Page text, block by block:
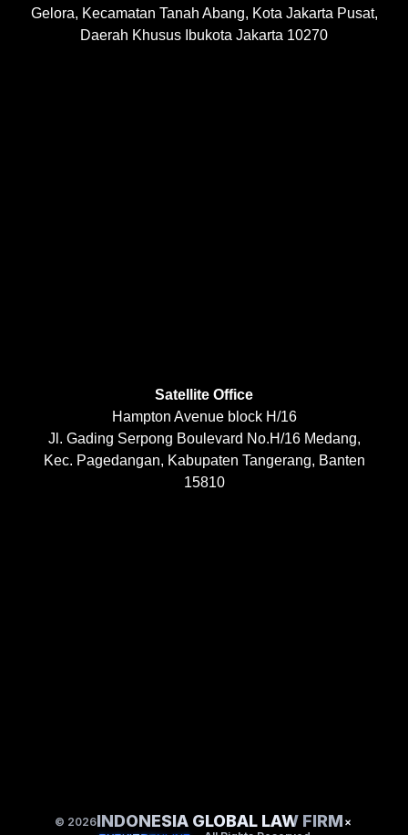
Gelora, Kecamatan Tanah Abang, Kota Jakarta Pusat,
Daerah Khusus Ibukota Jakarta 10270
Satellite Office
Hampton Avenue block H/16
Jl. Gading Serpong Boulevard No.H/16 Medang,
Kec. Pagedangan, Kabupaten Tangerang, Banten
15810
© 2026INDONESIA GLOBAL LAW FIRM ×